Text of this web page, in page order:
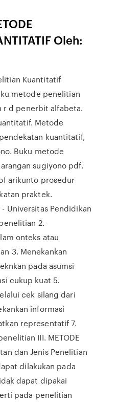
Oleh:
Kuantitatif
metode penelitian
d penerbit alfabeta.
Metode
kuantitatif,
Buku metode
sugiyono pdf.
arikunto prosedur
praktek.
- Universitas Pendidikan
2.
onteks atau
3. Menekankan
pada asumsi
cukup kuat 5.
cek silang dari
informasi
representatif 7.
III. METODE
dan Jenis Penelitian
dilakukan pada
dapat dipakai
pada penelitian